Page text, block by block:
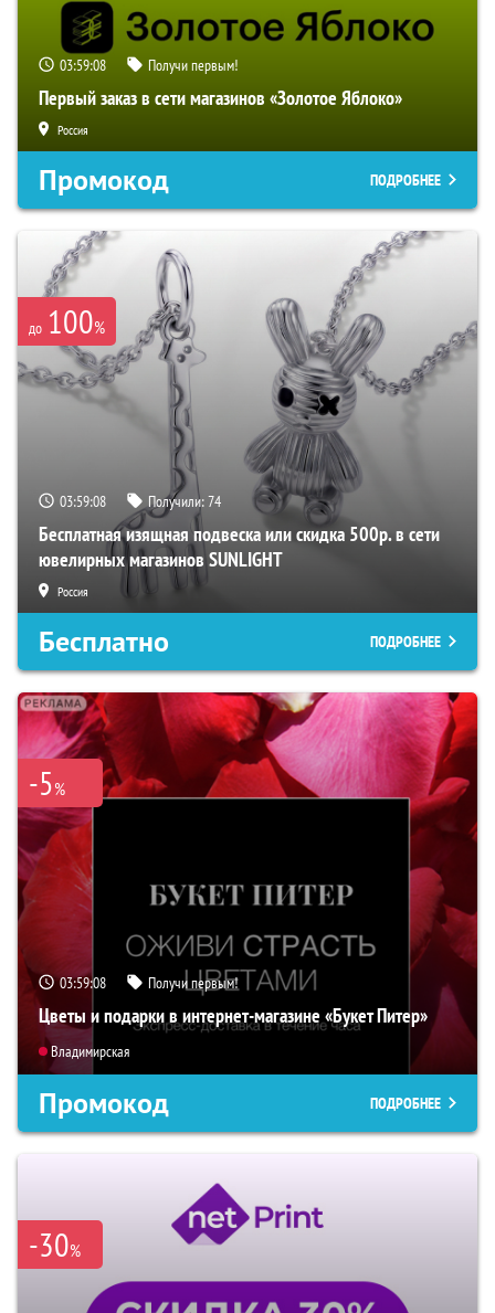
03:59:07 Получи первым!
Первый заказ в сети магазинов «Золотое Яблоко»
Россия
Промокод ПОДРОБНЕЕ
до 100%
03:59:07 Получили:74
Бесплатная изящная подвеска или скидка 500р. в сети
ювелирных магазинов SUNLIGHT
Россия
Бесплатно ПОДРОБНЕЕ
-5%
03:59:07 Получи первым!
Цветы и подарки в интернет-магазине «Букет Питер»
Владимирская
Промокод ПОДРОБНЕЕ
-30%